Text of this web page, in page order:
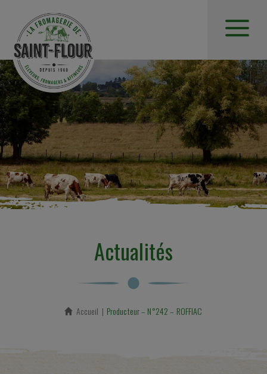
Actualités
Accueil En cours :
Producteur – N°242 – ROFFIAC